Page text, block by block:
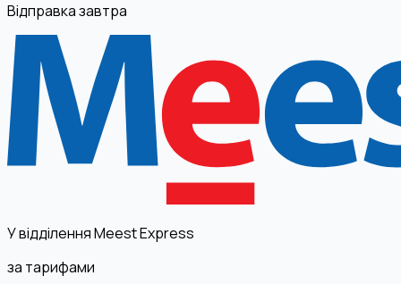
Відправка завтра
У відділення Meest Express
за тарифами